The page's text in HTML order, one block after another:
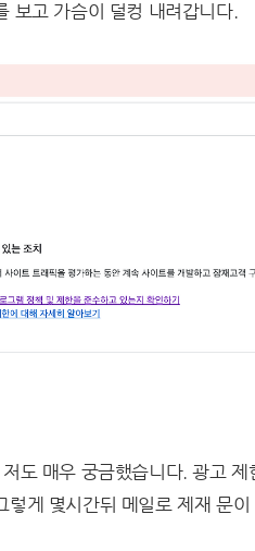
보고 가슴이 덜컹 내려갑니다.
도 매우 궁금했습니다. 광고 제
게 몇시간뒤 메일로 제재 문이